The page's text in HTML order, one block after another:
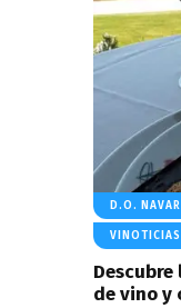
D.O.
VINOTICIAS
de vino y